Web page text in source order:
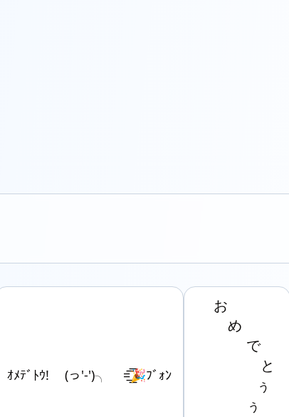
ｵﾒﾃﾞﾄｳ! (っ'-')╮ =͟͟͞͞🎉ﾌﾞｫﾝ
お
め
で
と
ぅ
ぅ